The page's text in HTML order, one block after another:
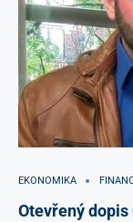
EKONOMIKA
Otevřený dopis